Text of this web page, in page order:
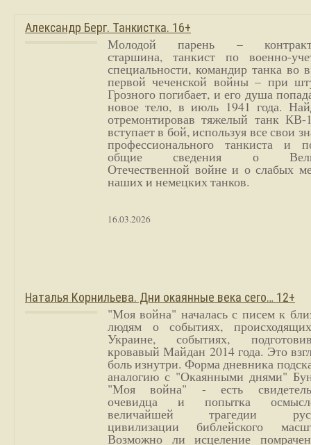
Александр Берг. Танкистка. 16+
Молодой парень –
старшина, танкист по военно-
специальности, командир танка во
первой чеченской войны – при
Грозного погибает, и его душа
новое тело, в июль 1941 года.
отремонтировав тяжелый танк
вступает в бой, используя все свои
профессионального танкиста и
общие сведения о
Отечественной войне и о слабых
наших и немецких танков.
16.03.2026
Наталья Корнильева. Дни окаянные века сего… 12+
"Моя война" началась с писем к
людям о событиях,
Украине, событиях,
кровавый Майдан 2014 года. Это
боль изнутри. Форма дневника
аналогию с "Окаянными днями"
"Моя война" - есть
очевидца и попытка
величайшей трагедии
цивилизации библейского
Возможно ли исцеление